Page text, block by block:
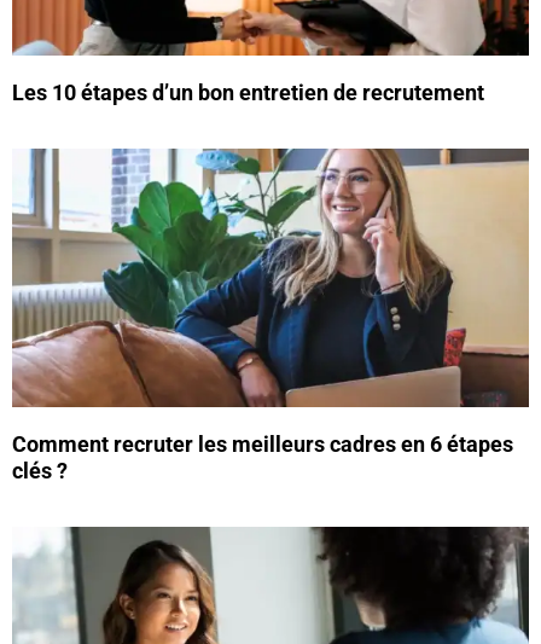
Les 10 étapes d’un bon entretien de recrutement
Comment recruter les meilleurs cadres en 6 étapes
clés ?